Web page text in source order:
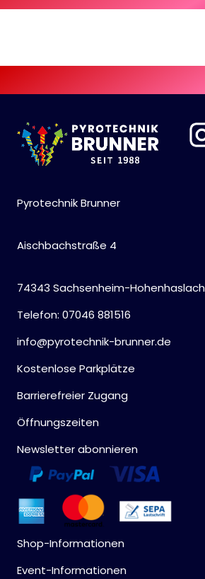
Pyrotechnik Brunner
Aischbachstraße 4
74343 Sachsenheim-Hohenhaslach
Telefon: 07046 881516
info@pyrotechnik-brunner.de
Kostenlose Parkplätze
Barrierefreier Zugang
Öffnungszeiten
Newsletter abonnieren
Shop-Informationen
Event-Informationen